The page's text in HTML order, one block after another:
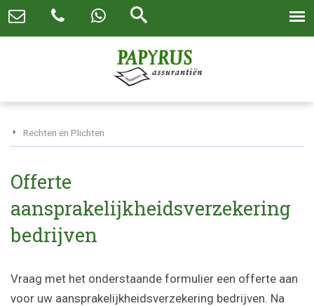
Rechten en Plichten
Offerte
aansprakelijkheidsverzekering
bedrijven
Vraag met het onderstaande formulier een offerte aan
voor uw aansprakelijkheidsverzekering bedrijven. Na